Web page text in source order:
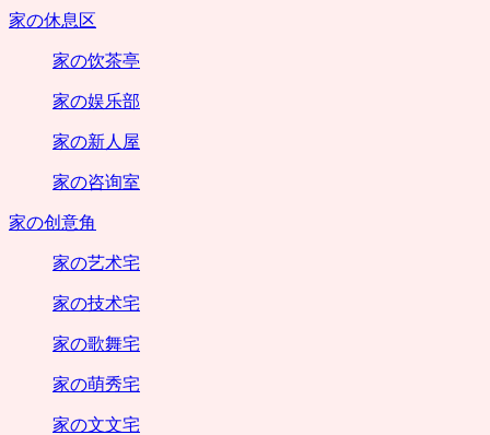
家の休息区
家の饮茶亭
家の娱乐部
家の新人屋
家の咨询室
家の创意角
家の艺术宅
家の技术宅
家の歌舞宅
家の萌秀宅
家の文文宅